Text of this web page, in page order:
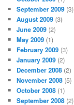
September 2009 (3)
August 2009 (3)
June 2009 (2)
May 2009 (1)
February 2009 (3)
January 2009 (2)
December 2008 (2)
November 2008 (5)
October 2008 (1)
September 2008 (2)